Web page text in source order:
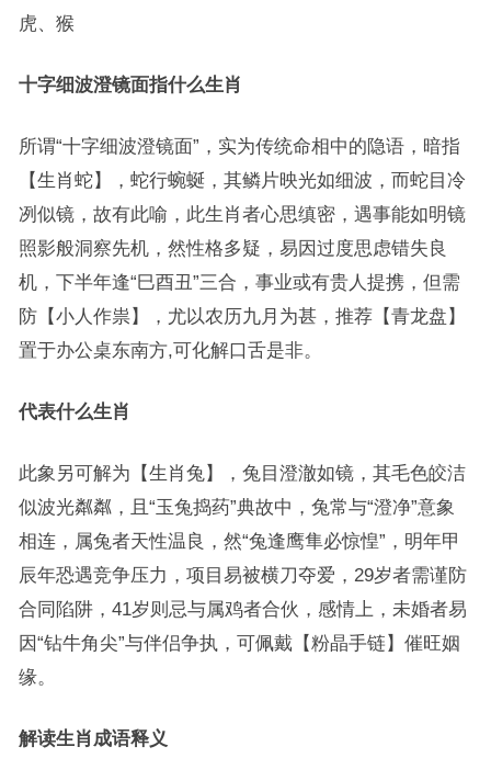
虎、猴
十字细波澄镜面指什么生肖
所谓“十字细波澄镜面”，实为传统命相中的隐语，暗指
【生肖蛇】，蛇行蜿蜒，其鳞片映光如细波，而蛇目冷
冽似镜，故有此喻，此生肖者心思缜密，遇事能如明镜
照影般洞察先机，然性格多疑，易因过度思虑错失良
机，下半年逢“巳酉丑”三合，事业或有贵人提携，但需
防【小人作祟】，尤以农历九月为甚，推荐【青龙盘】
置于办公桌东南方,可化解口舌是非。
代表什么生肖
此象另可解为【生肖兔】，兔目澄澈如镜，其毛色皎洁
似波光粼粼，且“玉兔捣药”典故中，兔常与“澄净”意象
相连，属兔者天性温良，然“兔逢鹰隼必惊惶”，明年甲
辰年恐遇竞争压力，项目易被横刀夺爱，29岁者需谨防
合同陷阱，41岁则忌与属鸡者合伙，感情上，未婚者易
因“钻牛角尖”与伴侣争执，可佩戴【粉晶手链】催旺姻
缘。
解读生肖成语释义